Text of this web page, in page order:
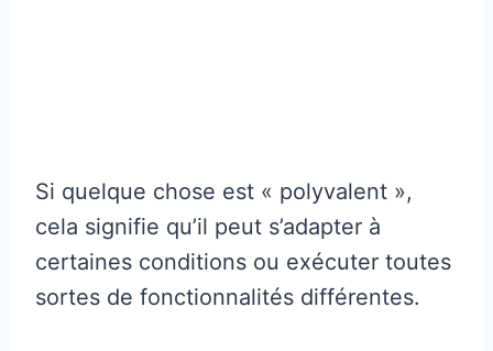
Si quelque chose est « polyvalent »,
cela signifie qu’il peut s’adapter à
certaines conditions ou exécuter toutes
sortes de fonctionnalités différentes.